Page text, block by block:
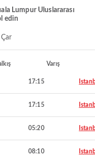
Lumpur Uluslararası
edin
Varış
17:15
17:15
05:20
08:10